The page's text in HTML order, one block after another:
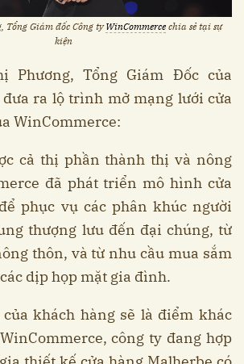
Tổng Giám đốc Công tyWinCommerce chia sẻ tại sự
kiện
Phương, Tổng Giám Đốc của
ra lộ trình mở mạng lưới cửa
WinCommerce:
cả thị phần thành thị và nông
đã phát triển mô hình cửa
phục vụ các phân khúc người
thượng lưu đến đại chúng, từ
thôn, và từ nhu cầu mua sắm
dịp họp mặt gia đình.
khách hàng sẽ là điểm khác
công ty đang hợp